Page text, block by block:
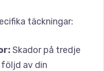
täckningar:
Skador på tredje
av din